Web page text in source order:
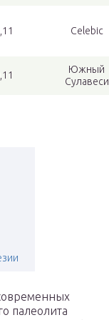
Celebic
Южный
Сулавеси
палеолита